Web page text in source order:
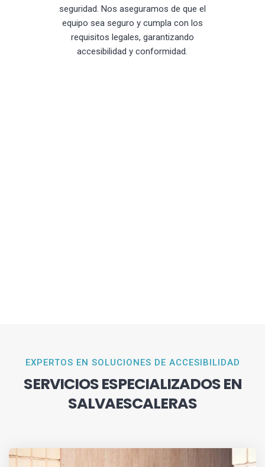
seguridad. Nos aseguramos de que el
equipo sea seguro y cumpla con los
requisitos legales, garantizando
accesibilidad y conformidad.
EXPERTOS EN SOLUCIONES DE ACCESIBILIDAD
SERVICIOS ESPECIALIZADOS EN
SALVAESCALERAS